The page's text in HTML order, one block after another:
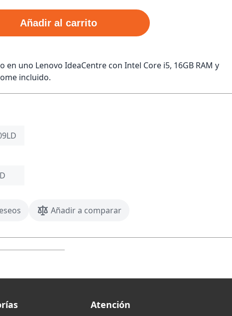
Añadir al carrito
uno Lenovo IdeaCentre con Intel Core i5, 16GB RAM y
incluido.
Añadir a comparar
Atención